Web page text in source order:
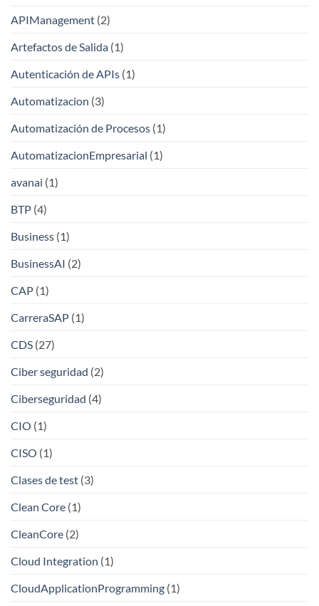
APIManagement (2)
Artefactos de Salida (1)
Autenticación de APIs (1)
Automatizacion (3)
Automatización de Procesos (1)
AutomatizacionEmpresarial (1)
avanai (1)
BTP (4)
Business (1)
BusinessAI (2)
CAP (1)
CarreraSAP (1)
CDS (27)
Ciber seguridad (2)
Ciberseguridad (4)
CIO (1)
CISO (1)
Clases de test (3)
Clean Core (1)
CleanCore (2)
Cloud Integration (1)
CloudApplicationProgramming (1)